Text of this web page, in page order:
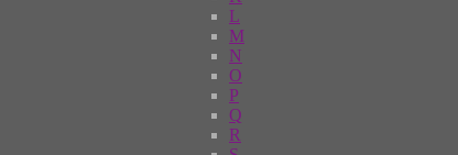
L
M
N
O
P
Q
R